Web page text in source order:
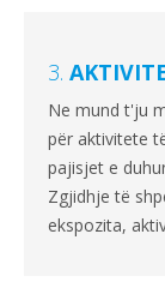
3.
Ne mund t'ju
për aktivitete
pajisjet e
Zgjidhje të
ekspozita,